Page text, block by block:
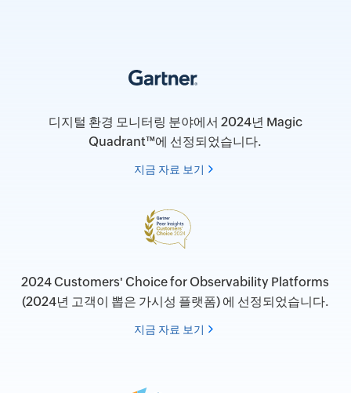
디지털 환경 모니터링 분야에서 2024년 Magic
Quadrant™에 선정되었습니다.
지금 자료 보기
2024 Customers' Choice for Observability Platforms
(2024년 고객이 뽑은 가시성 플랫폼) 에 선정되었습니다.
지금 자료 보기